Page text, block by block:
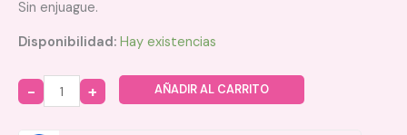
Sin enjuague.
Disponibilidad: Hay existencias
Quantity
AÑADIR AL CARRITO